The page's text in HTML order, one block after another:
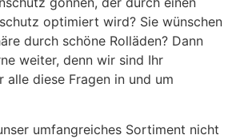
optimiert wird? Sie wünschen
durch schöne Rolläden? Dann
weiter, denn wir sind Ihr
diese Fragen in und um
umfangreiches Sortiment nicht